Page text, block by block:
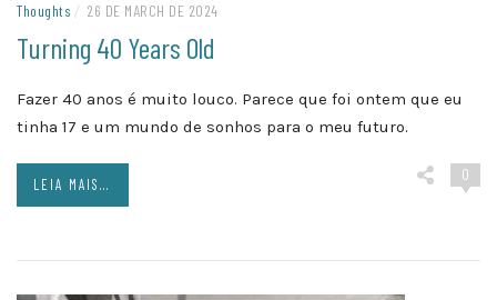
Thoughts / 26 DE MARCH DE 2024
Turning 40 Years Old
Fazer 40 anos é muito louco. Parece que foi ontem que eu
tinha 17 e um mundo de sonhos para o meu futuro.
0
LEIA MAIS...